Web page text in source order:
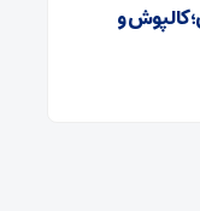
کالپوش و